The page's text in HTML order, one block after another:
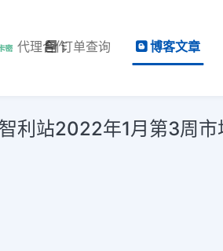
代理合作订单查询 博客文章
智利站2022年1月第3周